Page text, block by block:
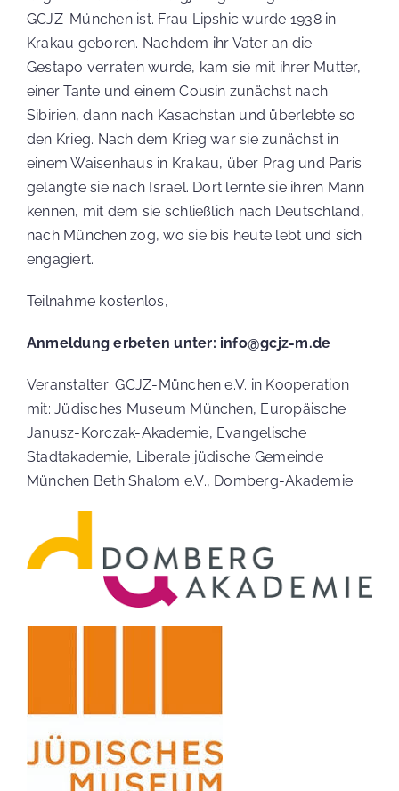
MEIN KONTO
GCJZ-München ist. Frau Lipshic wurde 1938 in
Krakau geboren. Nachdem ihr Vater an die
Gestapo verraten wurde, kam sie mit ihrer Mutter,
einer Tante und einem Cousin zunächst nach
Sibirien, dann nach Kasachstan und überlebte so
den Krieg. Nach dem Krieg war sie zunächst in
einem Waisenhaus in Krakau, über Prag und Paris
gelangte sie nach Israel. Dort lernte sie ihren Mann
kennen, mit dem sie schließlich nach Deutschland,
nach München zog, wo sie bis heute lebt und sich
engagiert.
Teilnahme kostenlos,
Anmeldung erbeten unter: info@gcjz-m.de
Veranstalter: GCJZ-München e.V. in Kooperation
mit: Jüdisches Museum München, Europäische
Janusz-Korczak-Akademie, Evangelische
Stadtakademie, Liberale jüdische Gemeinde
München Beth Shalom e.V., Domberg-Akademie